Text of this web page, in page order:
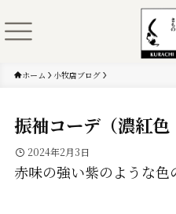
ホーム 小牧店ブログ
振袖コーデ（濃紅
2024年2月3日
赤味の強い紫のような色